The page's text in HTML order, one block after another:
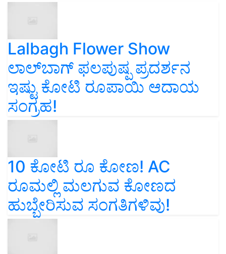
Lalbagh Flower Show
ಲಾಲ್‌ಬಾಗ್ ಫಲಪುಷ್ಪ ಪ್ರದರ್ಶನ
ಇಷ್ಟು ಕೋಟಿ ರೂಪಾಯಿ ಆದಾಯ
ಸಂಗ್ರಹ!
10 ಕೋಟಿ ರೂ ಕೋಣ! AC
ರೂಮಲ್ಲಿ ಮಲಗುವ ಕೋಣದ
ಹುಬ್ಬೇರಿಸುವ ಸಂಗತಿಗಳಿವು!